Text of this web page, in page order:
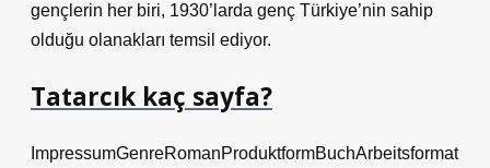
gençlerin her biri, 1930’larda genç Türkiye’nin sahip
olduğu olanakları temsil ediyor.
Tatarcık kaç sayfa?
ImpressumGenreRomanProduktformBuchArbeitsformat